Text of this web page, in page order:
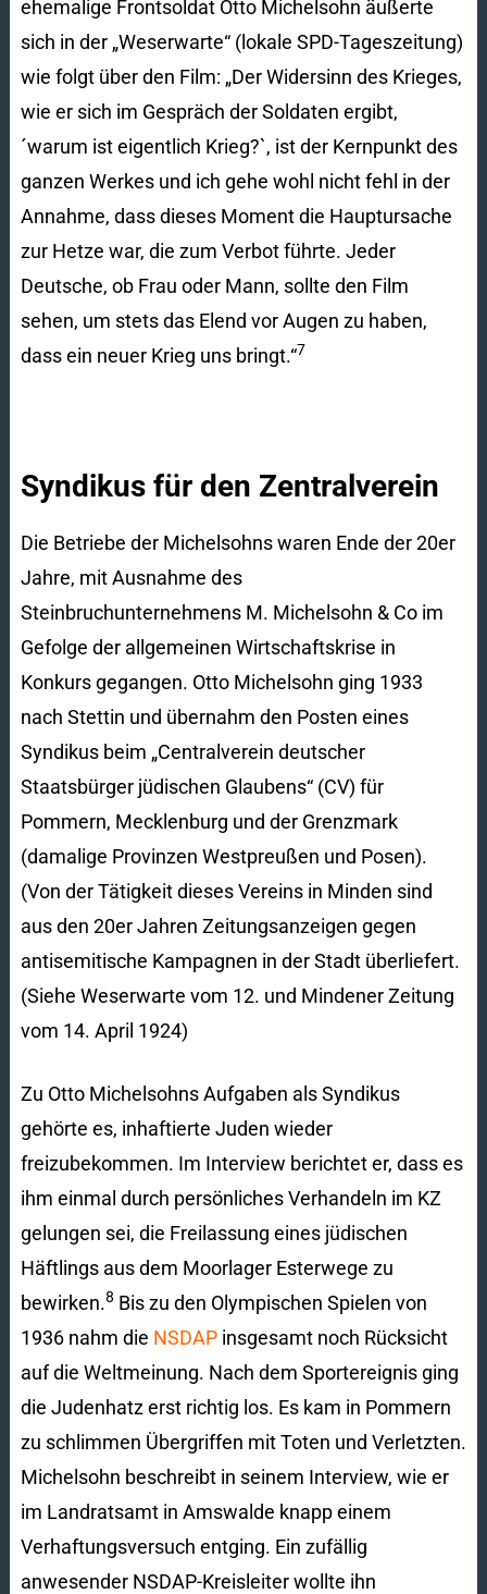
ehemalige Frontsoldat Otto Michelsohn äußerte
sich in der „Weserwarte“ (lokale SPD-Tageszeitung)
wie folgt über den Film: „Der Widersinn des Krieges,
wie er sich im Gespräch der Soldaten ergibt,
´warum ist eigentlich Krieg?`, ist der Kernpunkt des
ganzen Werkes und ich gehe wohl nicht fehl in der
Annahme, dass dieses Moment die Hauptursache
zur Hetze war, die zum Verbot führte. Jeder
Deutsche, ob Frau oder Mann, sollte den Film
sehen, um stets das Elend vor Augen zu haben,
dass ein neuer Krieg uns bringt.“7
Syndikus für den Zentralverein
Die Betriebe der Michelsohns waren Ende der 20er
Jahre, mit Ausnahme des
Steinbruchunternehmens M. Michelsohn & Co im
Gefolge der allgemeinen Wirtschaftskrise in
Konkurs gegangen. Otto Michelsohn ging 1933
nach Stettin und übernahm den Posten eines
Syndikus beim „Centralverein deutscher
Staatsbürger jüdischen Glaubens“ (CV) für
Pommern, Mecklenburg und der Grenzmark
(damalige Provinzen Westpreußen und Posen).
(Von der Tätigkeit dieses Vereins in Minden sind
aus den 20er Jahren Zeitungsanzeigen gegen
antisemitische Kampagnen in der Stadt überliefert.
(Siehe Weserwarte vom 12. und Mindener Zeitung
vom 14. April 1924)
Zu Otto Michelsohns Aufgaben als Syndikus
gehörte es, inhaftierte Juden wieder
freizubekommen. Im Interview berichtet er, dass es
ihm einmal durch persönliches Verhandeln im KZ
gelungen sei, die Freilassung eines jüdischen
Häftlings aus dem Moorlager Esterwege zu
bewirken.8 Bis zu den Olympischen Spielen von
1936 nahm die NSDAPinsgesamt noch Rücksicht
auf die Weltmeinung. Nach dem Sportereignis ging
die Judenhatz erst richtig los. Es kam in Pommern
zu schlimmen Übergriffen mit Toten und Verletzten.
Michelsohn beschreibt in seinem Interview, wie er
im Landratsamt in Amswalde knapp einem
Verhaftungsversuch entging. Ein zufällig
anwesender NSDAP-Kreisleiter wollte ihn